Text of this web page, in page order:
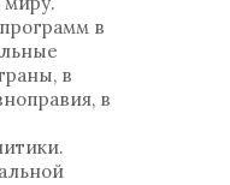
в
в
в